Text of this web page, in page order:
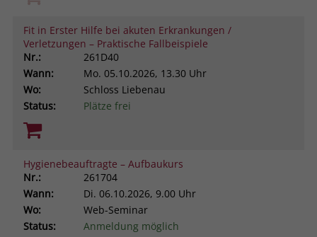
Fit in Erster Hilfe bei akuten Erkrankungen /
Verletzungen – Praktische Fallbeispiele
Nr.:
261D40
Wann:
Mo. 05.10.2026, 13.30 Uhr
Wo:
Schloss Liebenau
Status:
Plätze frei
Hygienebeauftragte – Aufbaukurs
Nr.:
261704
Wann:
Di. 06.10.2026, 9.00 Uhr
Wo:
Web-Seminar
Status:
Anmeldung möglich